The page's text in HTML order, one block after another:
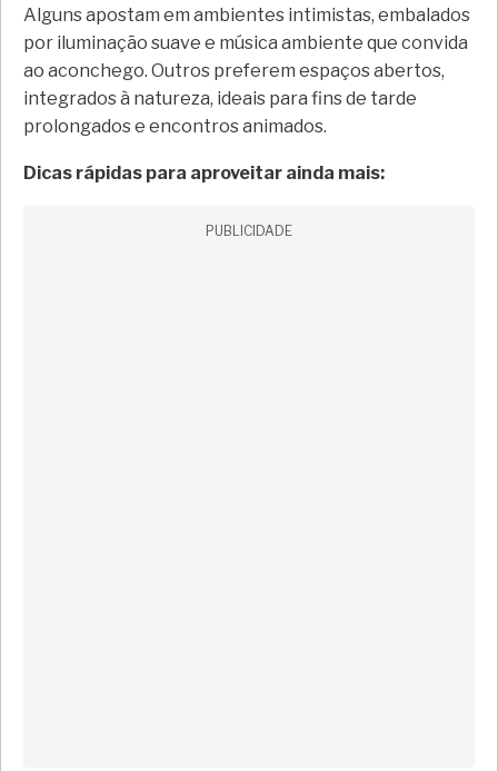
Alguns apostam em ambientes intimistas, embalados
por iluminação suave e música ambiente que convida
ao aconchego. Outros preferem espaços abertos,
integrados à natureza, ideais para fins de tarde
prolongados e encontros animados.
Dicas rápidas para aproveitar ainda mais:
PUBLICIDADE